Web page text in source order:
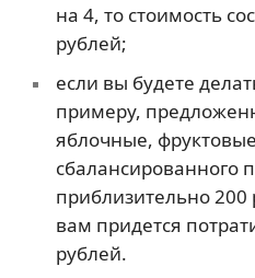
на 4, то стоимость
рублей;
если вы будете
примеру,
яблочные,
сбалансированного
приблизительно
вам придется
рублей.